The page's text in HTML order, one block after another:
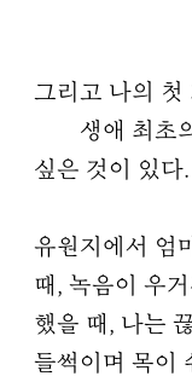
그리고 나의 첫
생애 최초의
싶은 것이 있다.
유원지에서 엄
때, 녹음이 우
했을 때, 나는
들썩이며 목이